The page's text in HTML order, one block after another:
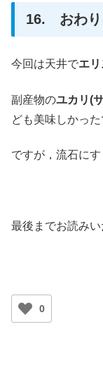
16. おわり
今回は天井でエリ
副産物のユカリ(
ども美味しかった
ですが，流石に
最後までお読み
0